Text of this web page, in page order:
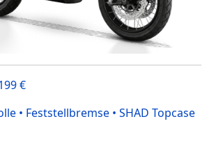
€
• Feststellbremse • SHAD Topcase